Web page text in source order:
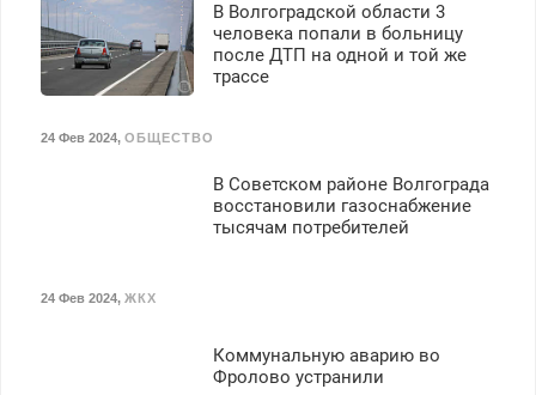
В Волгоградской области 3
человека попали в больницу
после ДТП на одной и той же
трассе
24 Фев 2024, ОБЩЕСТВО
В Советском районе Волгограда
восстановили газоснабжение
тысячам потребителей
24 Фев 2024, ЖКХ
Коммунальную аварию во
Фролово устранили